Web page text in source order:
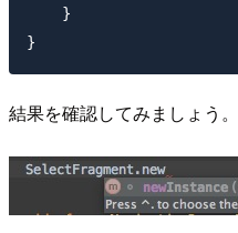
    }
結果を確認してみましょう。